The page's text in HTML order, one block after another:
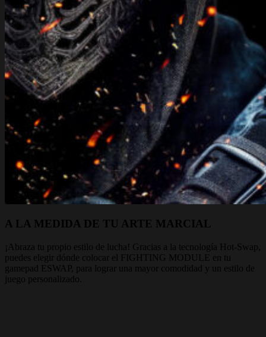
A LA MEDIDA DE TU ARTE MARCIAL
¡Abraza tu propio estilo de lucha! Gracias a la tecnología Hot-Swap,
puedes elegir dónde colocar el FIGHTING MODULE en tu
gamepad ESWAP, para lograr una mayor comodidad y un estilo de
juego personalizado.